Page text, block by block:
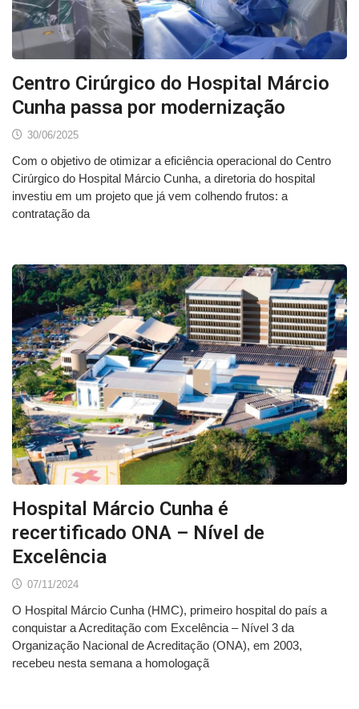
Centro Cirúrgico do Hospital Márcio
Cunha passa por modernização
30/06/2025
Com o objetivo de otimizar a eficiência operacional do Centro
Cirúrgico do Hospital Márcio Cunha, a diretoria do hospital
investiu em um projeto que já vem colhendo frutos: a
contratação da
Hospital Márcio Cunha é
recertificado ONA – Nível de
Excelência
07/11/2024
O Hospital Márcio Cunha (HMC), primeiro hospital do país a
conquistar a Acreditação com Excelência – Nível 3 da
Organização Nacional de Acreditação (ONA), em 2003,
recebeu nesta semana a homologaçã